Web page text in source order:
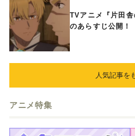
TVアニメ『片田
のあらすじ公開
人気記事を
アニメ特集